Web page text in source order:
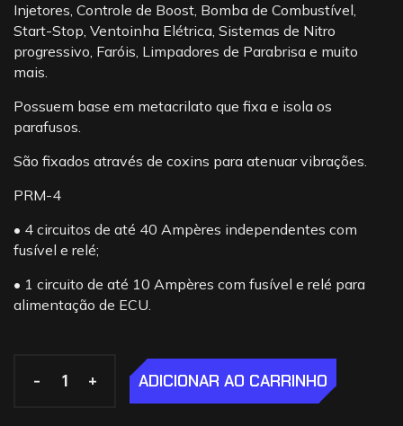
Injetores, Controle de Boost, Bomba de Combustível,
Start-Stop, Ventoinha Elétrica, Sistemas de Nitro
progressivo, Faróis, Limpadores de Parabrisa e muito
mais.
Possuem base em metacrilato que fixa e isola os
parafusos.
São fixados através de coxins para atenuar vibrações.
PRM-4
• 4 circuitos de até 40 Ampères independentes com
fusível e relé;
• 1 circuito de até 10 Ampères com fusível e relé para
alimentação de ECU.
- +
- + ADICIONAR AO CARRINHO